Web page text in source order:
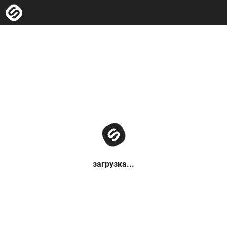
загрузка...